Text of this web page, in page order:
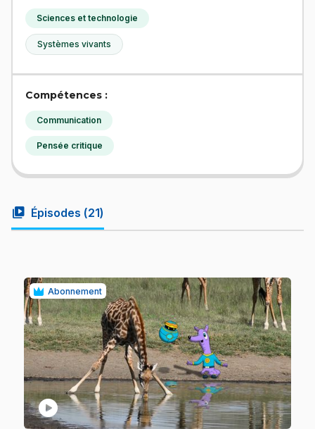
Sciences et technologie
Systèmes vivants
Compétences :
Communication
Pensée critique
video_library Épisodes (21)
Abonnement
play_circle